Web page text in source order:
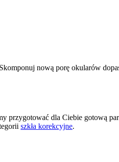
nową porę okularów
przygotować dla Ciebie gotową
szkła korekcyjne.